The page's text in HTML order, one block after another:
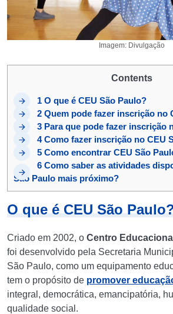
Imagem: Divulgação
Contents
1 O que é CEU São Paulo?
2 Quem pode fazer inscrição no
3 Para que pode fazer inscrição
4Como fazer inscrição no CEU
5 Como encontrar CEU São
6 Como saber as atividades
São Paulo mais próximo?
O que é CEU São
Criado em 2002, o Centro
foi desenvolvido pela Secretaria
São Paulo, como um equipamento
tem o propósito de promover
integral, democrática, emancipatória,
qualidade social.